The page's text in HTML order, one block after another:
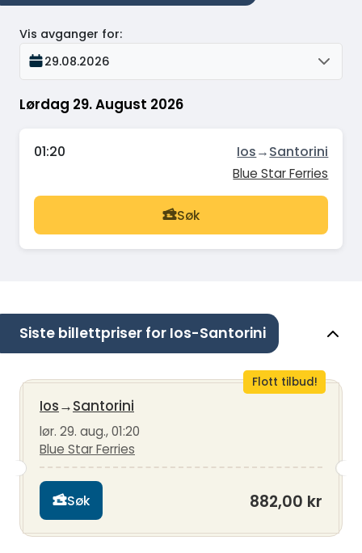
Lørdag 29. August 2026
Vis avganger for:
29.08.2026
01:20 Ios→Santorini
Blue Star Ferries
Søk
Siste billettpriser for Ios-Santorini
Flott tilbud!
Ios→Santorini
lør. 29. aug., 01:20
Blue Star Ferries
Søk 882,00 kr